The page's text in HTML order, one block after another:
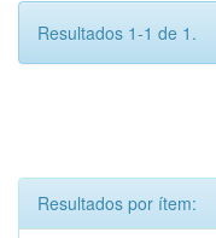
Resultados 1-1 de 1.
Resultados por ítem: